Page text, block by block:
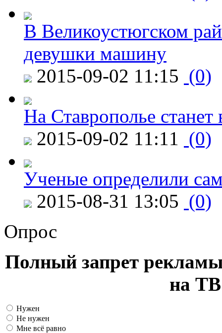
В Великоустюгском
девушки машину
2015-09-02 11:15 (0)
На Ставрополье
2015-09-02 11:11 (0)
Ученые определили
2015-08-31 13:05 (0)
Опрос
Полный запрет
на ТВ
Нужен
Не нужен
Мне всё равно